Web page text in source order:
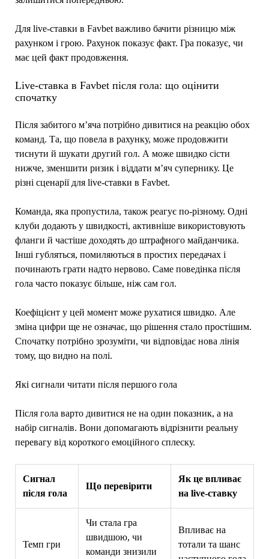
Для live-ставки в Favbet важливо бачити різницю між
рахунком і грою. Рахунок показує факт. Гра показує, чи
має цей факт продовження.
Live-ставка в Favbet після гола: що оцінити
спочатку
Після забитого м’яча потрібно дивитися на реакцію обох
команд. Та, що повела в рахунку, може продовжити
тиснути й шукати другий гол. А може швидко сісти
нижче, зменшити ризик і віддати м’яч супернику. Це
різні сценарії для live-ставки в Favbet.
Команда, яка пропустила, також реагує по-різному. Одні
клуби додають у швидкості, активніше використовують
фланги й частіше доходять до штрафного майданчика.
Інші губляться, помиляються в простих передачах і
починають грати надто нервово. Саме поведінка після
гола часто показує більше, ніж сам гол.
Коефіцієнт у цей момент може рухатися швидко. Але
зміна цифри ще не означає, що рішення стало простішим.
Спочатку потрібно зрозуміти, чи відповідає нова лінія
тому, що видно на полі.
Які сигнали читати після першого гола
Після гола варто дивитися не на один показник, а на
набір сигналів. Вони допомагають відрізнити реальну
перевагу від короткого емоційного сплеску.
Сигнал
після гола
Що перевірити
Як це впливає
на live-ставку
Темп гри
Чи стала гра
швидшою, чи
команди знизили
Впливає на
тотали та шанс